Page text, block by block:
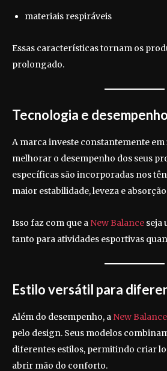
materiais respiráveis
Essas características tornam os
prolongado.
Tecnologia e desempenho
A marca investe constantemente
melhorar o desempenho dos seus
específicas são incorporadas nos
maior estabilidade, leveza e
Isso faz com que a New Balance seja
tanto para atividades esportivas
Estilo versátil para
Além do desempenho, a New Balance
pelo design. Seus modelos
diferentes estilos, permitindo criar
abrir mão do conforto.